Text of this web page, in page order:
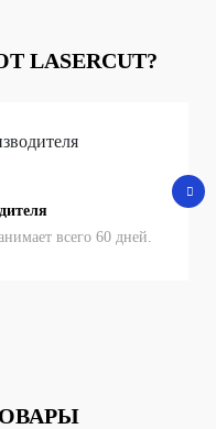
всего 60 дней.